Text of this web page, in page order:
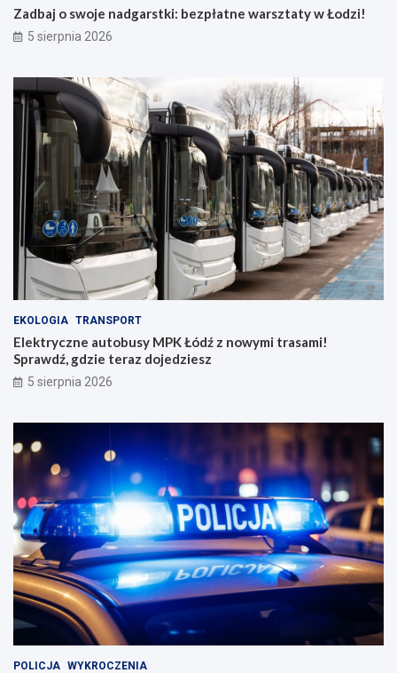
Zadbaj o swoje nadgarstki: bezpłatne warsztaty w Łodzi!
5 sierpnia 2026
EKOLOGIA TRANSPORT
Elektryczne autobusy MPK Łódź z nowymi trasami!
Sprawdź, gdzie teraz dojedziesz
5 sierpnia 2026
POLICJA WYKROCZENIA